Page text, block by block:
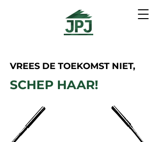
VREES DE TOEKOMST NIET,
SCHEP HAAR!